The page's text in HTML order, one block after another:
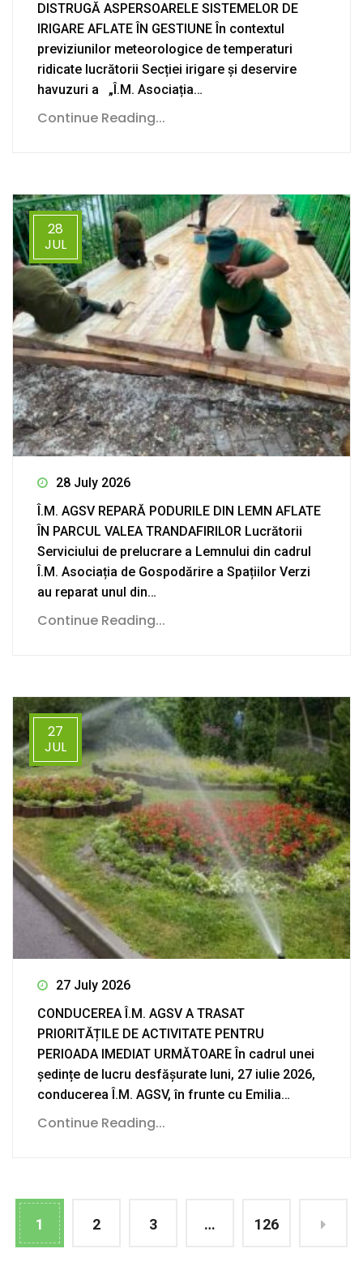
DISTRUGĂ ASPERSOARELE SISTEMELOR DE
IRIGARE AFLATE ÎN GESTIUNE În contextul
previziunilor meteorologice de temperaturi
ridicate lucrătorii Secției irigare și deservire
havuzuri a „Î.M. Asociația…
Continue Reading...
28
JUL
28 July 2026
Î.M. AGSV REPARĂ PODURILE DIN LEMN AFLATE
ÎN PARCUL VALEA TRANDAFIRILOR Lucrătorii
Serviciului de prelucrare a Lemnului din cadrul
Î.M. Asociația de Gospodărire a Spațiilor Verzi
au reparat unul din…
Continue Reading...
27
JUL
27 July 2026
CONDUCEREA Î.M. AGSV A TRASAT
PRIORITĂȚILE DE ACTIVITATE PENTRU
PERIOADA IMEDIAT URMĂTOARE În cadrul unei
ședințe de lucru desfășurate luni, 27 iulie 2026,
conducerea Î.M. AGSV, în frunte cu Emilia…
Continue Reading...
1 2 3 … 126